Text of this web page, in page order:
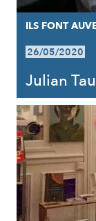
ILS FONT
26/05/2020
Julian